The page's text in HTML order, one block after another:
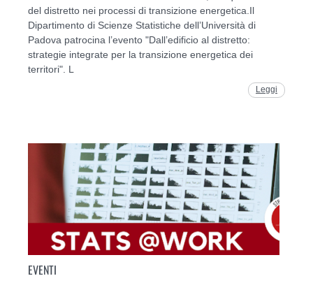
del distretto nei processi di transizione energetica.Il
Dipartimento di Scienze Statistiche dell’Università di
Padova patrocina l’evento "Dall’edificio al distretto:
strategie integrate per la transizione energetica dei
territori". L
Leggi
EVENTI